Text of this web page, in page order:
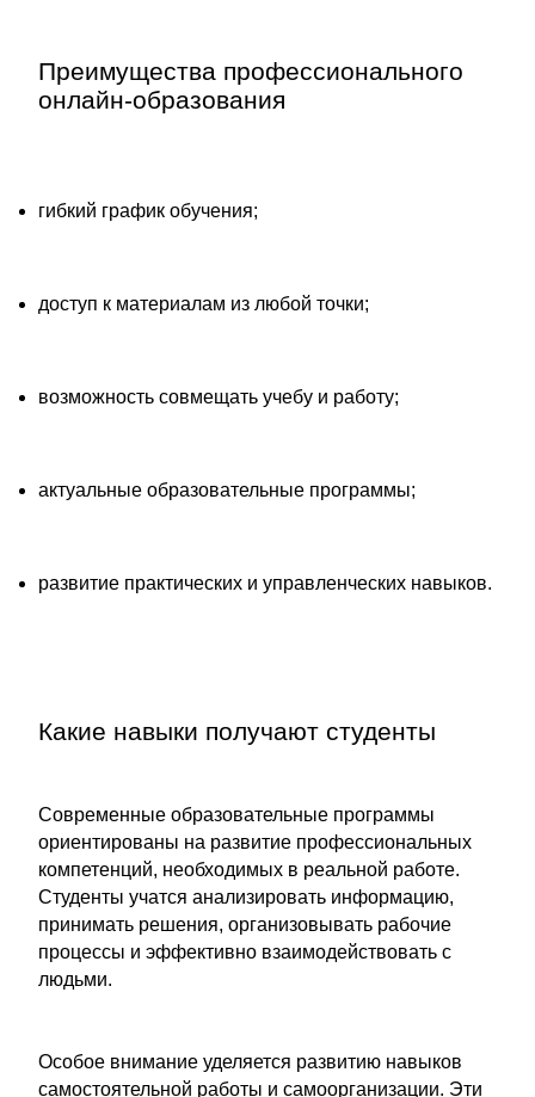
Преимущества профессионального
онлайн-образования
гибкий график обучения;
доступ к материалам из любой точки;
возможность совмещать учебу и работу;
актуальные образовательные программы;
развитие практических и управленческих навыков.
Какие навыки получают студенты
Современные образовательные программы
ориентированы на развитие профессиональных
компетенций, необходимых в реальной работе.
Студенты учатся анализировать информацию,
принимать решения, организовывать рабочие
процессы и эффективно взаимодействовать с
людьми.
Особое внимание уделяется развитию навыков
самостоятельной работы и самоорганизации. Эти